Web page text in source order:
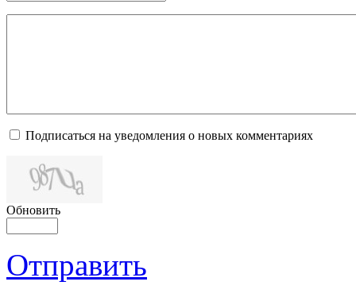
Подписаться на уведомления о новых комментариях
Обновить
Отправить